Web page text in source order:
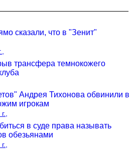
сказали, что в "Зенит"
трансфера темнокожего
Андрея Тихонова обвинили в
игрокам
в суде права называть
обезьянами